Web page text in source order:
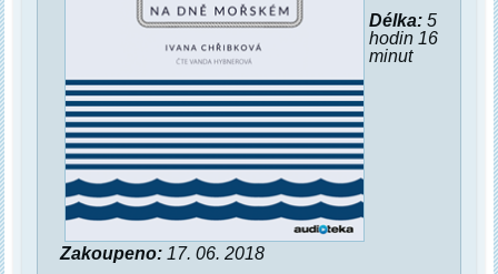
Délka:5
hodin 16
minut
Zakoupeno: 17. 06. 2018